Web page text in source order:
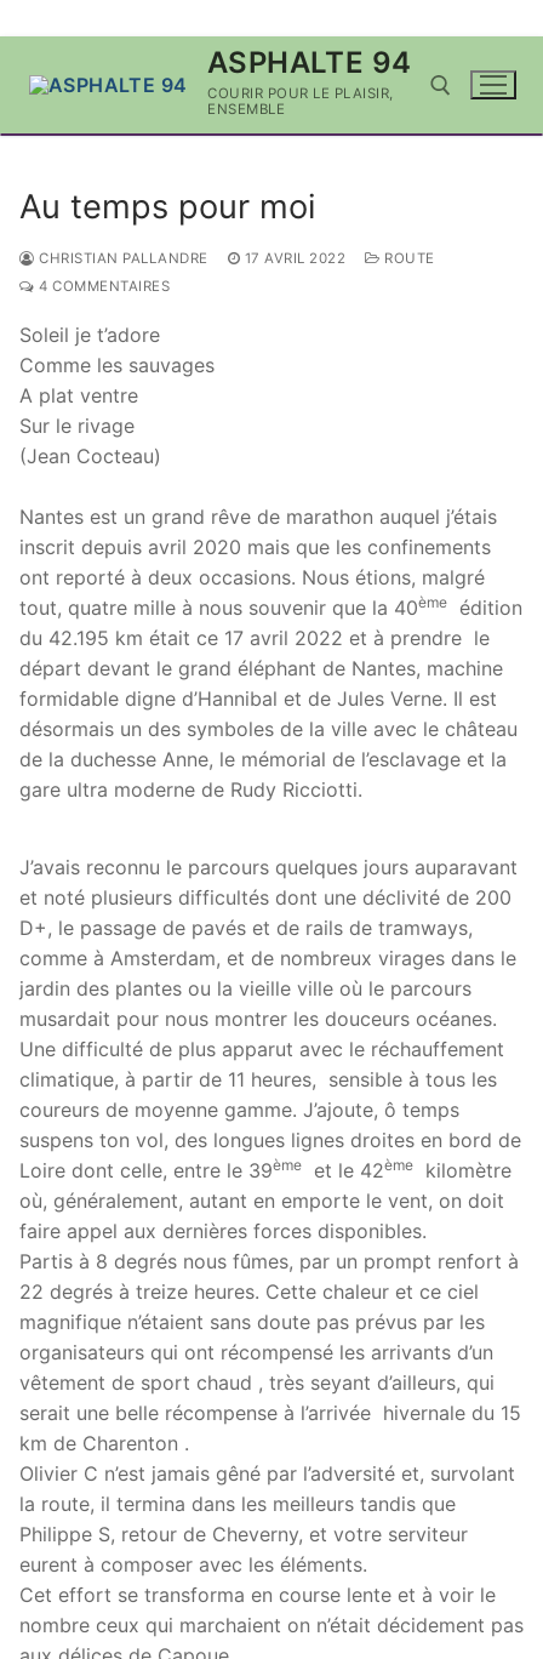
ASPHALTE 94
COURIR POUR LE PLAISIR,
ENSEMBLE
Au temps pour moi
CHRISTIAN PALLANDRE 17 AVRIL 2022
ROUTE
4 COMMENTAIRES
Soleil je t’adore
Comme les sauvages
A plat ventre
Sur le rivage
(Jean Cocteau)
Nantes est un grand rêve de marathon auquel j’étais
inscrit depuis avril 2020 mais que les confinements
ont reporté à deux occasions. Nous étions, malgré
tout, quatre mille à nous souvenir que la 40ème
édition
du 42.195 km était ce 17 avril 2022 et à prendre le
départ devant le grand éléphant de Nantes, machine
formidable digne d’Hannibal et de Jules Verne. Il est
désormais un des symboles de la ville avec le château
de la duchesse Anne, le mémorial de l’esclavage et la
gare ultra moderne de Rudy Ricciotti.
J’avais reconnu le parcours quelques jours auparavant
et noté plusieurs difficultés dont une déclivité de 200
D+, le passage de pavés et de rails de tramways,
comme à Amsterdam, et de nombreux virages dans le
jardin des plantes ou la vieille ville où le parcours
musardait pour nous montrer les douceurs océanes.
Une difficulté de plus apparut avec le réchauffement
climatique, à partir de 11 heures, sensible à tous les
coureurs de moyenne gamme. J’ajoute, ô temps
suspens ton vol, des longues lignes droites en bord de
Loire dont celle, entre le 39ème et le 42ème
kilomètre
où, généralement, autant en emporte le vent, on doit
faire appel aux dernières forces disponibles.
Partis à 8 degrés nous fûmes, par un prompt renfort à
22 degrés à treize heures. Cette chaleur et ce ciel
magnifique n’étaient sans doute pas prévus par les
organisateurs qui ont récompensé les arrivants d’un
vêtement de sport chaud , très seyant d’ailleurs, qui
serait une belle récompense à l’arrivée hivernale du 15
km de Charenton .
Olivier C n’est jamais gêné par l’adversité et, survolant
la route, il termina dans les meilleurs tandis que
Philippe S, retour de Cheverny, et votre serviteur
eurent à composer avec les éléments.
Cet effort se transforma en course lente et à voir le
nombre ceux qui marchaient on n’était décidement pas